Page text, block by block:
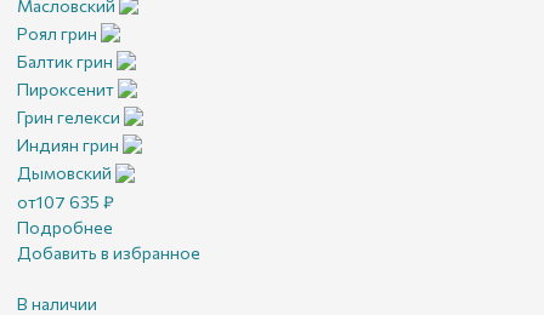
Масловский
Роял грин
Балтик грин
Пироксенит
Грин гелекси
Индиян грин
Дымовский
от107 635 ₽
Подробнее
Добавить в избранное
В наличии